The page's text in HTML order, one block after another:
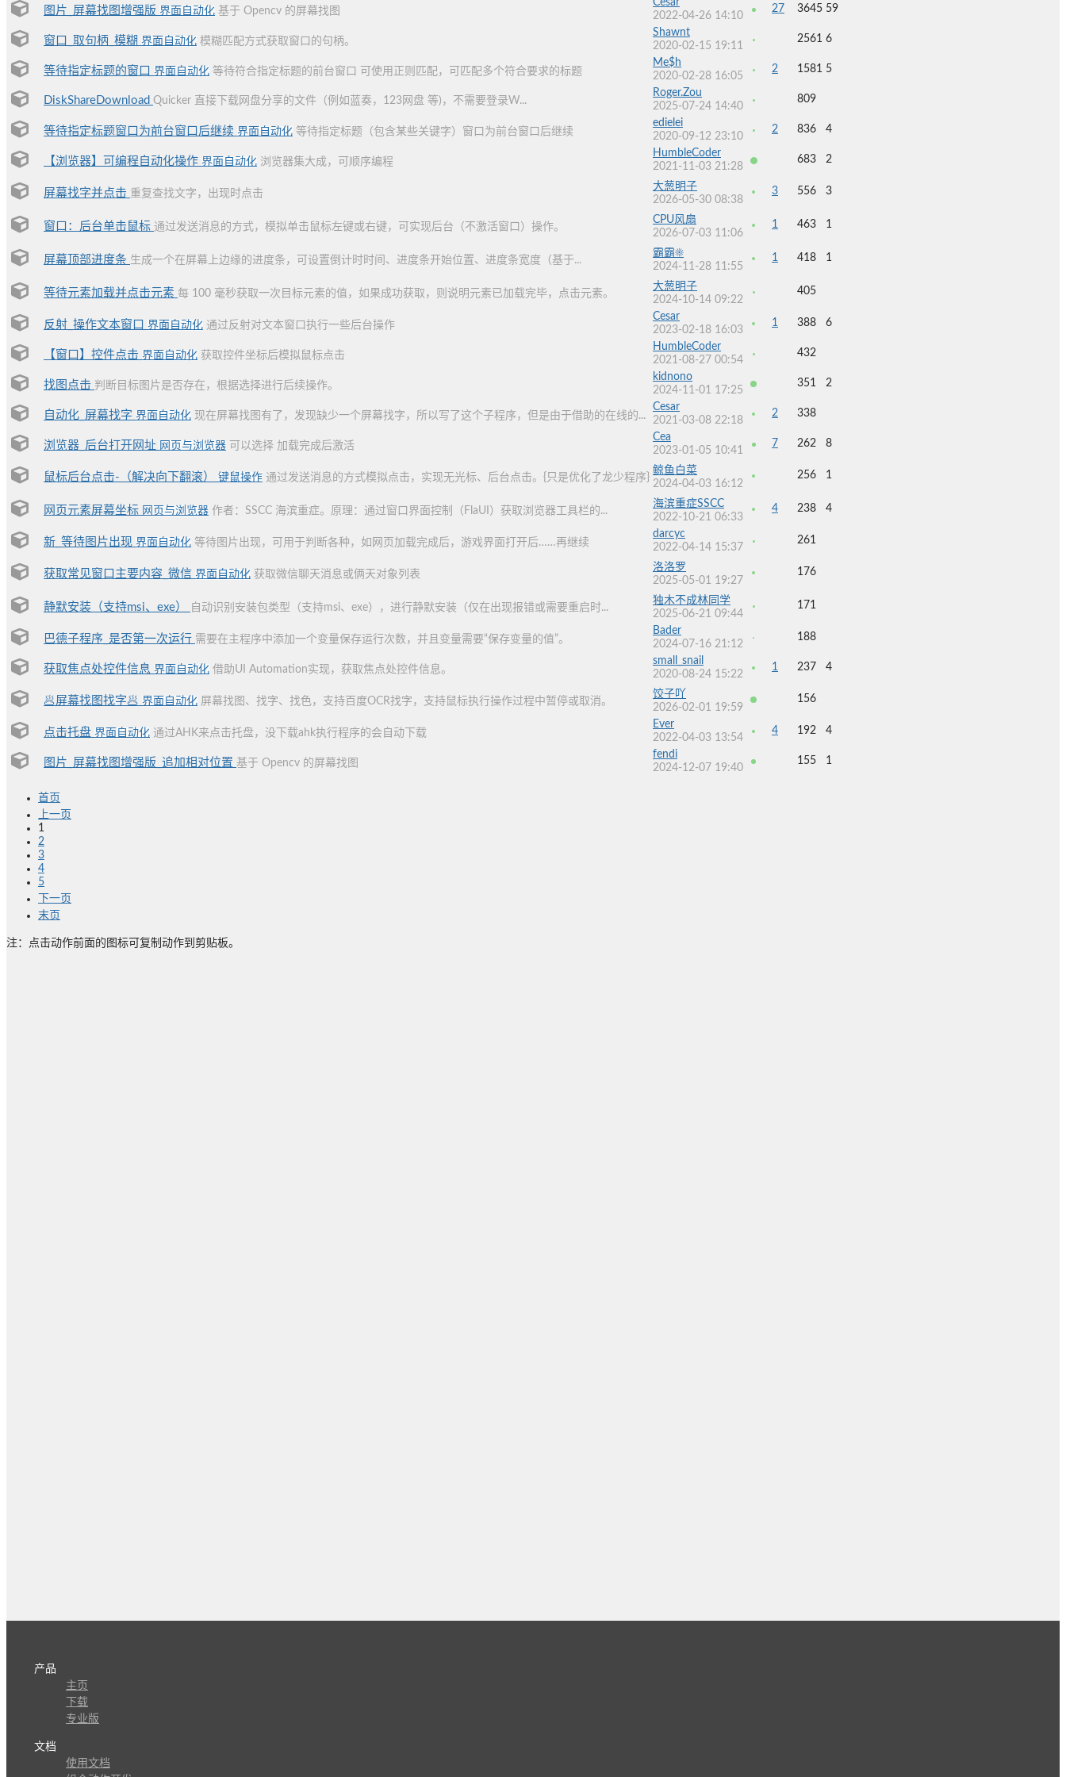
图片_屏幕找图增强版 界面自动化 基于 Opencv 的屏幕找图
Cesar
2022-04-26 14:10
27 3645 59
窗口_取句柄_模糊 界面自动化 模糊匹配方式获取窗口的句柄。
Shawnt
2020-02-15 19:11
2561 6
等待指定标题的窗口 界面自动化 等待符合指定标题的前台窗口 可使用正则匹配，可匹配多个符合要求的标题
Me$h
2020-02-28 16:05
2 1581 5
DiskShareDownload Quicker 直接下载网盘分享的文件（例如蓝奏，123网盘 等)，不需要登录W...
Roger.Zou
2025-07-24 14:40
809
等待指定标题窗口为前台窗口后继续 界面自动化 等待指定标题（包含某些关键字）窗口为前台窗口后继续
edielei
2020-09-12 23:10
2 836 4
【浏览器】可编程自动化操作 界面自动化 浏览器集大成，可顺序编程
HumbleCoder
2021-11-03 21:28
683 2
屏幕找字并点击 重复查找文字，出现时点击
大葱明子
2026-05-30 08:38
3 556 3
窗口：后台单击鼠标 通过发送消息的方式，模拟单击鼠标左键或右键，可实现后台（不激活窗口）操作。
CPU风扇
2026-07-03 11:06
1 463 1
屏幕顶部进度条 生成一个在屏幕上边缘的进度条，可设置倒计时时间、进度条开始位置、进度条宽度（基于...
霸霸☀
2024-11-28 11:55
1 418 1
等待元素加载并点击元素 每 100 毫秒获取一次目标元素的值，如果成功获取，则说明元素已加载完毕，点击元素。
大葱明子
2024-10-14 09:22
405
反射_操作文本窗口 界面自动化 通过反射对文本窗口执行一些后台操作
Cesar
2023-02-18 16:03
1 388 6
【窗口】控件点击 界面自动化 获取控件坐标后模拟鼠标点击
HumbleCoder
2021-08-27 00:54
432
找图点击 判断目标图片是否存在，根据选择进行后续操作。
kidnono
2024-11-01 17:25
351 2
自动化_屏幕找字 界面自动化 现在屏幕找图有了，发现缺少一个屏幕找字，所以写了这个子程序，但是由于借助的在线的...
Cesar
2021-03-08 22:18
2 338
浏览器_后台打开网址 网页与浏览器 可以选择 加载完成后激活
Cea
2023-01-05 10:41
7 262 8
鼠标后台点击-（解决向下翻滚） 键鼠操作 通过发送消息的方式模拟点击，实现无光标、后台点击。{只是优化了龙少程序}
鲸鱼白菜
2024-04-03 16:12
256 1
网页元素屏幕坐标 网页与浏览器 作者：SSCC 海滨重症。原理：通过窗口界面控制（FlaUI）获取浏览器工具栏的...
海滨重症SSCC
2022-10-21 06:33
4 238 4
新_等待图片出现 界面自动化 等待图片出现，可用于判断各种，如网页加载完成后，游戏界面打开后……再继续
darcyc
2022-04-14 15:37
261
获取常见窗口主要内容_微信 界面自动化 获取微信聊天消息或俩天对象列表
洛洛罗
2025-05-01 19:27
176
静默安装（支持msi、exe） 自动识别安装包类型（支持msi、exe），进行静默安装（仅在出现报错或需要重启时...
独木不成林同学
2025-06-21 09:44
171
巴德子程序_是否第一次运行 需要在主程序中添加一个变量保存运行次数，并且变量需要“保存变量的值”。
Bader
2024-07-16 21:12
188
获取焦点处控件信息 界面自动化 借助UI Automation实现，获取焦点处控件信息。
small_snail
2020-08-24 15:22
1 237 4
🥟屏幕找图找字🥟 界面自动化 屏幕找图、找字、找色，支持百度OCR找字，支持鼠标执行操作过程中暂停或取消。
饺子吖
2026-02-01 19:59
156
点击托盘 界面自动化 通过AHK来点击托盘，没下载ahk执行程序的会自动下载
Ever
2022-04-03 13:54
4 192 4
图片_屏幕找图增强版_追加相对位置 基于 Opencv 的屏幕找图
fendi
2024-12-07 19:40
155 1
首页
上一页
1
2
3
4
5
下一页
末页
注：点击动作前面的图标可复制动作到剪贴板。
产品
主页
下载
专业版
文档
使用文档